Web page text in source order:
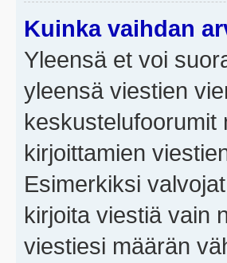
Kuinka vaihdan
Yleensä et voi
yleensä viestien
keskustelufoorumit
kirjoittamien
Esimerkiksi
kirjoita viestiä vain
viestiesi määrän